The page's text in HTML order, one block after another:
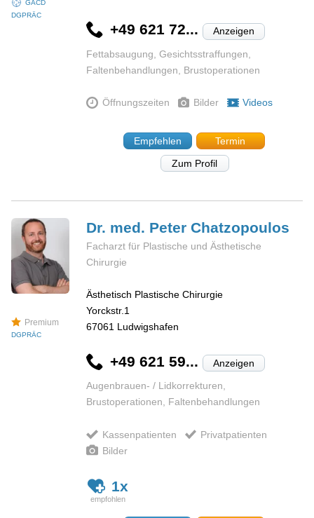
GÄCD
DGPRÄC
+49 621 72... Anzeigen
Fettabsaugung, Gesichtsstraffungen,
Faltenbehandlungen, Brustoperationen
Öffnungszeiten Bilder Videos
Empfehlen
Termin
Zum Profil
Premium
DGPRÄC
Dr. med. PeterChatzopoulos
Facharzt für Plastische und Ästhetische
Chirurgie
Ästhetisch Plastische Chirurgie
Yorckstr.1
67061 Ludwigshafen
+49 621 59... Anzeigen
Augenbrauen- / Lidkorrekturen,
Brustoperationen, Faltenbehandlungen
Kassenpatienten
Privatpatienten
Bilder
1x